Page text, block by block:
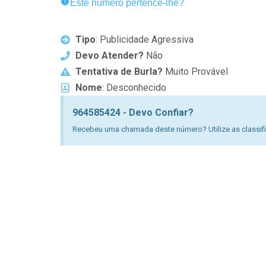
Este número pertence-lhe?
Tipo: Publicidade Agressiva
Devo Atender? Não
Tentativa de Burla? Muito Provável
Nome: Desconhecido
964585424 - Devo Confiar?
Recebeu uma chamada deste número? Utilize as